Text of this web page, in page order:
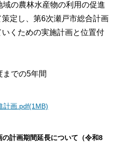
の農林水産物の利用の促進
定し、第6次瀬戸市総合計画
くための実施計画と位置付
までの5年間
計画.pdf(1MB)
計画期間延長について（令和8